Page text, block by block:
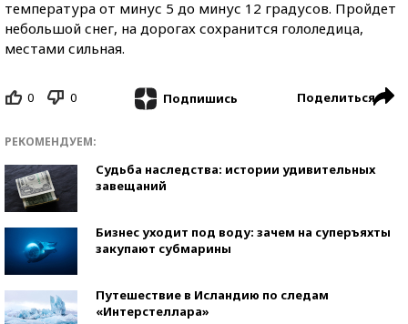
температура от минус 5 до минус 12 градусов. Пройдет
небольшой снег, на дорогах сохранится гололедица,
местами сильная.
0 0 Подпишись Поделиться
РЕКОМЕНДУЕМ:
Судьба наследства: истории удивительных
завещаний
Бизнес уходит под воду: зачем на суперъяхты
закупают субмарины
Путешествие в Исландию по следам
«Интерстеллара»